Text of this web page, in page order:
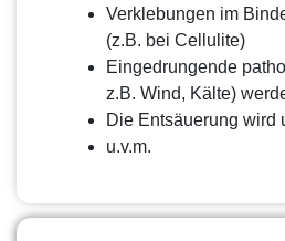
Verklebungen im
(z.B. bei Cellulite)
Eingedrungende
z.B. Wind, Kälte)
Die Entsäuerung wird
u.v.m.